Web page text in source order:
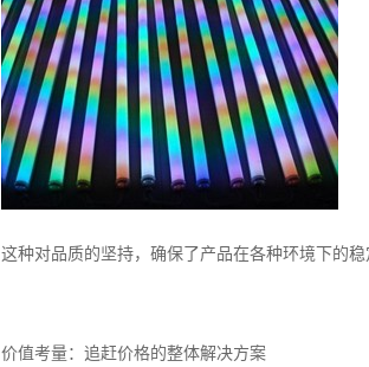
这种对品质的坚持，确保了产品在各种环境下的
价值考量：追赶价格的整体解决方案